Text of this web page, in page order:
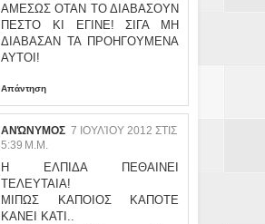
ΑΜΕΣΩΣ ΟΤΑΝ ΤΟ ΔΙΑΒΑΣΟΥΝ
ΠΕΣΤΟ ΚΙ ΕΓΙΝΕ! ΣΙΓΑ ΜΗ
ΔΙΑΒΑΣΑΝ ΤΑ ΠΡΟΗΓΟΥΜΕΝΑ
ΑΥΤΟΙ!
Απάντηση
ΑΝΏΝΥΜΟΣ 7 ΙΟΥΛΊΟΥ 2012 ΣΤΙΣ
5:39 Μ.Μ.
Η ΕΛΠΙΔΑ ΠΕΘΑΙΝΕΙ
ΤΕΛΕΥΤΑΙΑ!
ΜΙΠΩΣ ΚΑΠΟΙΟΣ ΚΑΠΟΤΕ
ΚΑΝΕΙ ΚΑΤΙ..